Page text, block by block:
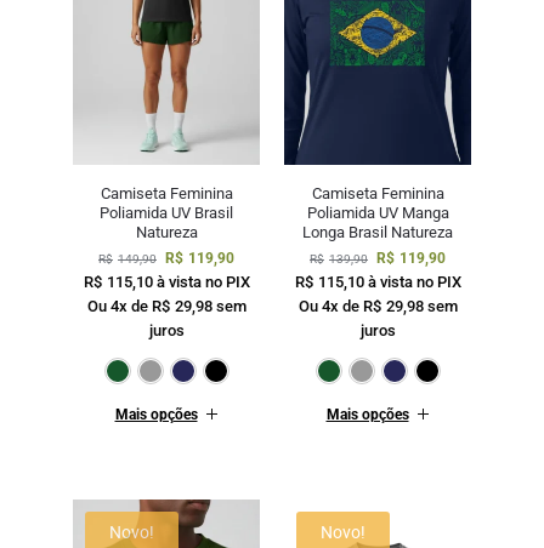
Camiseta Feminina
Poliamida UV Brasil
Natureza
R$ 149,90 R$ 119,90
R$ 115,10 à vista no PIX
Ou 4x de R$ 29,98 sem
juros
Verde EscuroMarinho
Preto
Mais opções
Camiseta Feminina
Poliamida UV Manga
Longa Brasil Natureza
R$ 139,90 R$ 119,90
R$ 115,10 à vista no PIX
Ou 4x de R$ 29,98 sem
juros
Verde Escuro
Mais opções
Novo! Novo!